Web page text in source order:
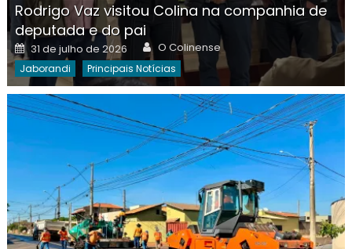
Rodrigo Vaz visitou Colina na companhia de
deputada e do pai
Posted
on
31 de julho de 2026 Author
O Colinense
Jaborandi Principais Notícias